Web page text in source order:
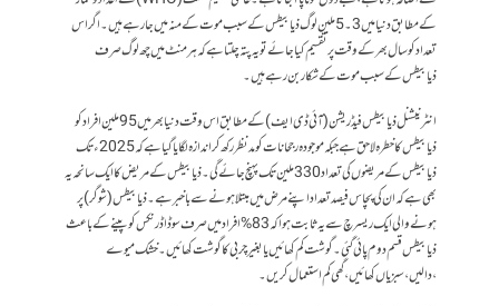
کے مطابق دنیا میں 3۔5ملین لوگ ذیابیطس کے سبب موت کے منہ میں جا رہے ہیں۔ اگر اس
تعداد کو سال بھر کے وقت پر تقسیم کیا جائے تو یہ پتہ چلتا ہے کہ ہر منٹ میں چھ لوگ صرف
ذیابیطس کے سبب موت کے شکار بن رہے ہیں۔
انٹرنیشنل ذیابیطس فیڈریشن (آئی ڈی ایف) کے مطابق اس وقت دنیا بھر میں 95 ملین افراد کو
ذیابیطس کا خطرہ لاحق ہے جبکہ موجودہ رجحانات کو مدنظر رکھ کر اندازہ لگایا گیا ہے کہ 2025ء تک
ذیابیطس کے مریضوں کی تعداد 330 ملین تک پہنچ جائے گی۔ذیابیطس کے مریض کا ایک سانحہ یہ
بھی ہے کہ ان کی پچاس فیصد تعداد اپنے مرض میں مبتلا ہونے سے باخبر ہے۔ ذیابیطس(شوگر) پر
ہونے والی ایک ریسرچ سے یہ ثابت ہواکہ 83% افراد میں صرف سوڈا ڈرنکس کو پینے کے باعث
ذیابیطس قسم دوم پائی گئی۔ گوشت کم کھائیں یابغیر چربی کا گوشت کھائیں۔خشک میوے
،دالیں،سبزیاں کھائیں ،گھی کم استعمال کریں ۔